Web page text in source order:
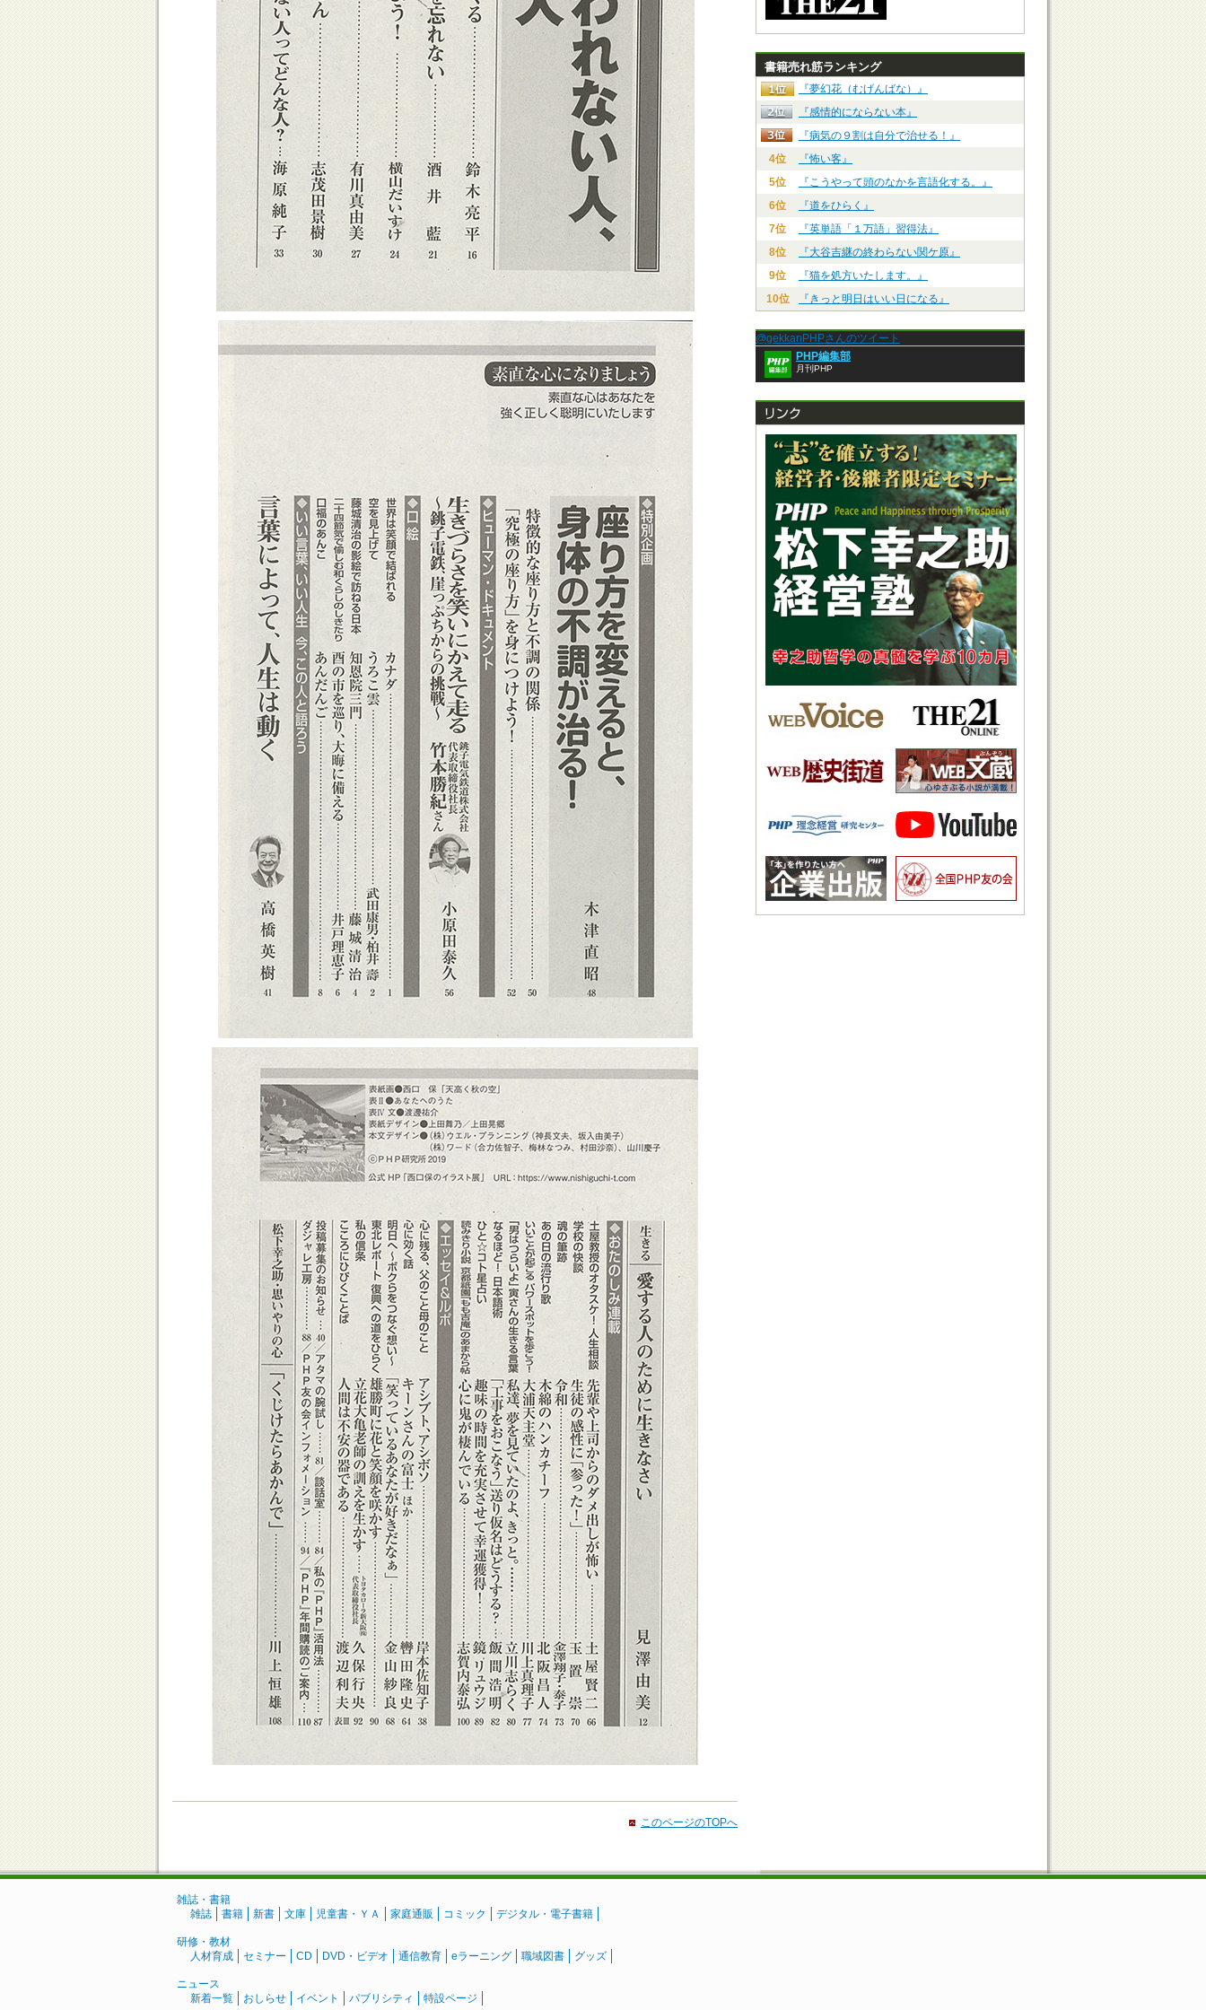
このページのTOPへ
書籍売れ筋ランキング
『夢幻花（むげんばな）』
『感情的にならない本』
『病気の９割は自分で治せる！』
4位
『怖い客』
5位
『こうやって頭のなかを言語化する。』
6位
『道をひらく』
7位
『英単語「１万語」習得法』
8位
『大谷吉継の終わらない関ケ原』
9位
『猫を処方いたします。』
10位
『きっと明日はいい日になる』
@gekkanPHPさんのツイート
PHP編集部
月刊PHP
雑誌・書籍
雑誌
書籍 新書 文庫 児童書・ＹＡ 家庭通販 コミック デジタル・電子書籍
研修・教材
人材育成
セミナー CD DVD・ビデオ 通信教育 eラーニング 職域図書 グッズ
ニュース
新着一覧
おしらせ イベント パブリシティ 特設ページ